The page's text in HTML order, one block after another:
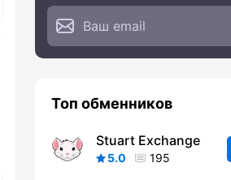
Топ обменников
Stuart Exchange
5.0 195